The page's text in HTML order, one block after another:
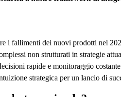
i fallimenti dei nuovi prodotti nel
non strutturati in strategie
rapide e monitoraggio
strategica per un lancio di